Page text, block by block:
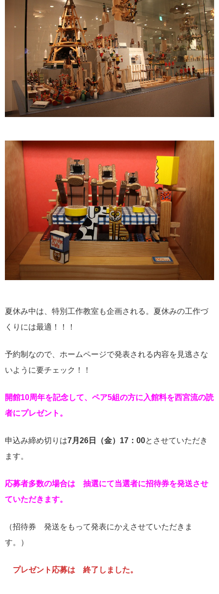
夏休み中は、特別工作教室も企画される。夏休みの工作づ
くりには最適！！！
予約制なので、ホームページで発表される内容を見逃さな
いように要チェック！！
開館10周年を記念して、ペア5組の方に入館料を西宮流の読
者にプレゼント。
申込み締め切りは7月26日（金）17：00とさせていただき
ます。
応募者多数の場合は 抽選にて当選者に招待券を発送させ
ていただきます。
（招待券 発送をもって発表にかえさせていただきま
す。）
プレゼント応募は 終了しました。